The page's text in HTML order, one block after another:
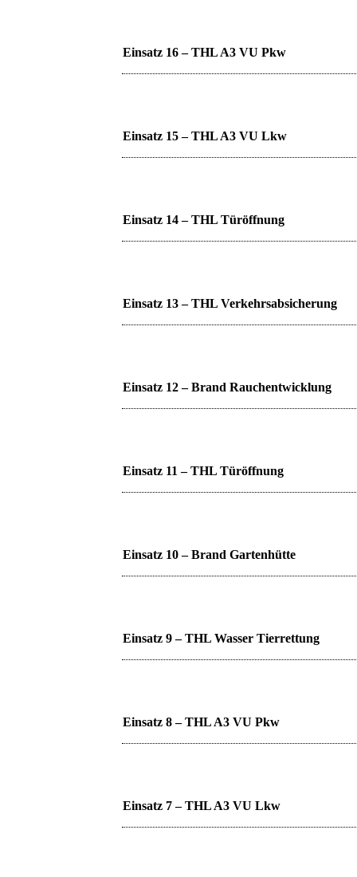
Einsatz 16 – THL A3 VU Pkw
Einsatz 15 – THL A3 VU Lkw
Einsatz 14 – THL Türöffnung
Einsatz 13 – THL Verkehrsabsicherung
Einsatz 12 – Brand Rauchentwicklung
Einsatz 11 – THL Türöffnung
Einsatz 10 – Brand Gartenhütte
Einsatz 9 – THL Wasser Tierrettung
Einsatz 8 – THL A3 VU Pkw
Einsatz 7 – THL A3 VU Lkw